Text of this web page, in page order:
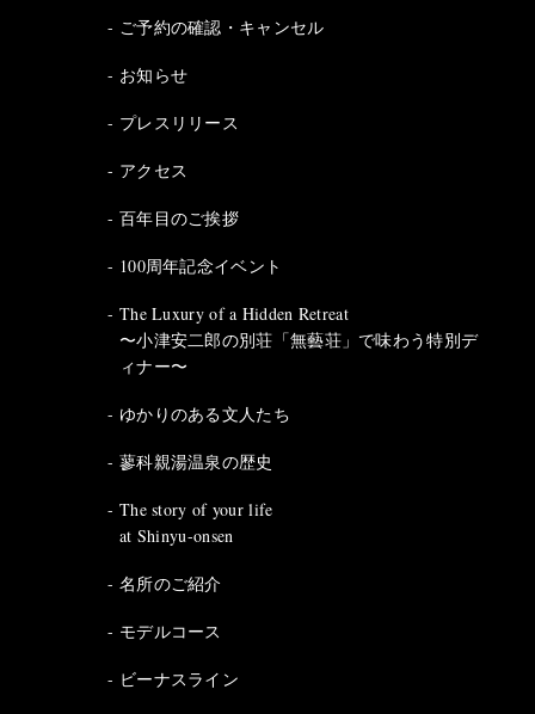
ご予約の確認・キャンセル
お知らせ
プレスリリース
アクセス
百年目のご挨拶
100周年記念イベント
The Luxury of a Hidden Retreat
〜小津安二郎の別荘「無藝荘」で味わう特別デ
ィナー〜
ゆかりのある文人たち
蓼科親湯温泉の歴史
The story of your life
at Shinyu-onsen
名所のご紹介
モデルコース
ビーナスライン